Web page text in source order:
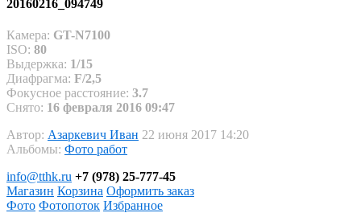
20160216_094749
Камера: GT-N7100
ISO: 80
Выдержка: 1/15
Диафрагма: F/2,5
Фокусное расстояние: 3.7
Снято: 16 февраля 2016 09:47
Автор: Азаркевич Иван 22 июня 2017 14:20
Альбомы: Фото работ
info@tthk.ru +7 (978) 25-777-45
Магазин Корзина Оформить заказ
Фото Фотопоток Избранное